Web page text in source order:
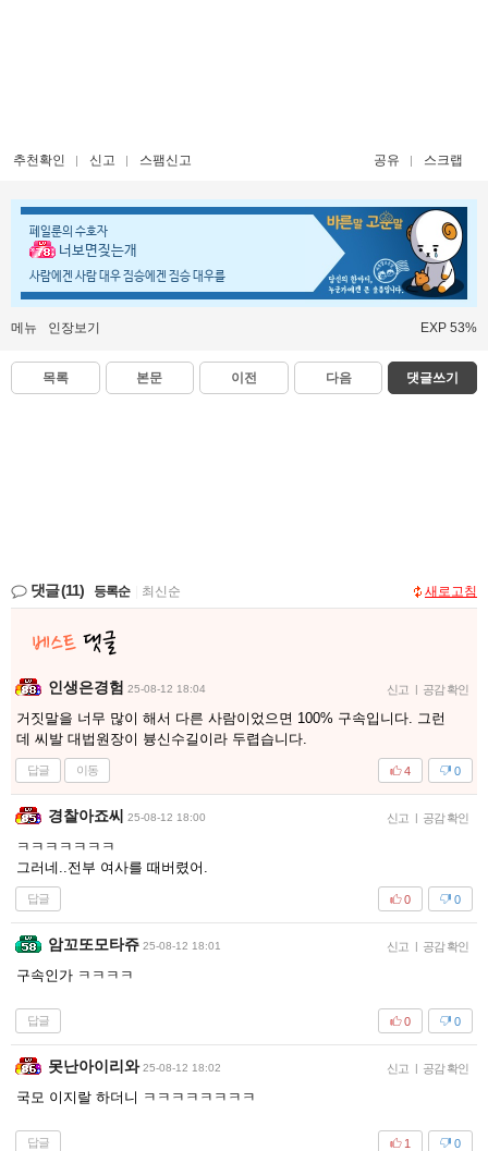
추천확인 신고 스팸신고 공유 스크랩
페일룬의 수호자
너보면짖는개
사람에겐 사람 대우 짐승에겐 짐승 대우를
메뉴 인장보기 EXP 53%
목록 본문 이전 다음 댓글쓰기
댓글(11) 등록순 최신순 새로고침
인생은경험 25-08-12 18:04 신고 | 공감 확인
거짓말을 너무 많이 해서 다른 사람이었으면 100% 구속입니다. 그런
데 씨발 대법원장이 븅신수길이라 두렵습니다.
답글 이동 0
4
경찰아죠씨 25-08-12 18:00 신고 | 공감 확인
ㅋㅋㅋㅋㅋㅋㅋ
그러네..전부 여사를 때버렸어.
답글 0
0
암꼬또모타쥬 25-08-12 18:01 신고 | 공감 확인
구속인가 ㅋㅋㅋㅋ
답글 0
0
못난아이리와 25-08-12 18:02 신고 | 공감 확인
국모 이지랄 하더니 ㅋㅋㅋㅋㅋㅋㅋㅋ
답글 0
1